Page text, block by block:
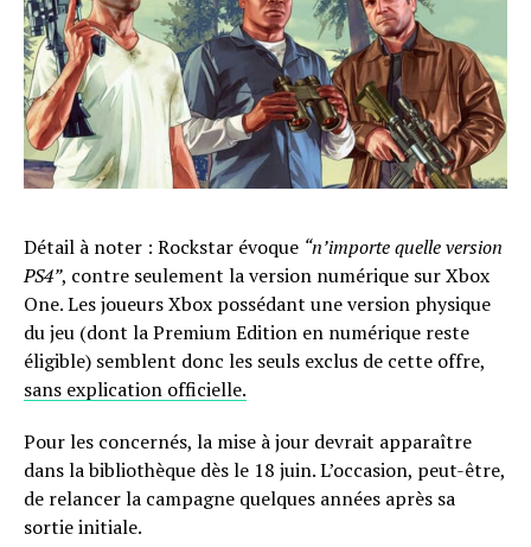
Détail à noter : Rockstar évoque “n’importe quelle version
PS4”, contre seulement la version numérique sur Xbox
One. Les joueurs Xbox possédant une version physique
du jeu (dont la Premium Edition en numérique reste
éligible) semblent donc les seuls exclus de cette offre,
sans explication officielle.
Pour les concernés, la mise à jour devrait apparaître
dans la bibliothèque dès le 18 juin. L’occasion, peut-être,
de relancer la campagne quelques années après sa
sortie initiale.